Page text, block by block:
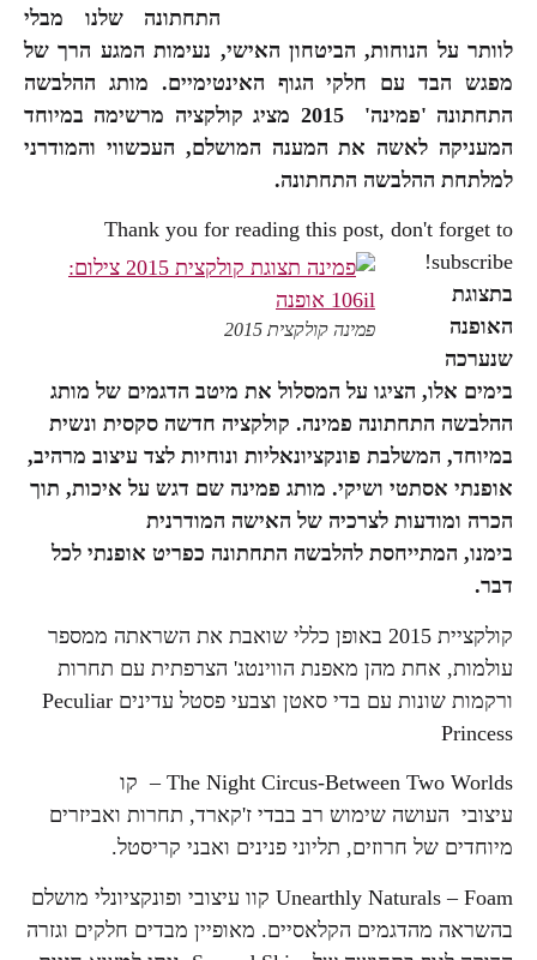
התחתונה שלנו מבלי
לוותר על הנוחות, הביטחון האישי, נעימות המגע הרך של
מפגש הבד עם חלקי הגוף האינטימיים. מותג ההלבשה
התחתונה 'פמינה' 2015 מציג קולקציה מרשימה במיוחד
המעניקה לאשה את המענה המושלם, העכשווי והמודרני
למלתחת ההלבשה התחתונה.
Thank you for reading this post, don't forget to
subscribe!
פמינה קולקצית 2015
בתצוגת
האופנה
שנערכה
בימים אלו, הציגו על המסלול את מיטב הדגמים של מותג
ההלבשה התחתונה פמינה. קולקציה חדשה סקסית ונשית
במיוחד, המשלבת פונקציונאליות ונוחיות לצד עיצוב מרהיב,
אופנתי אסתטי ושיקי. מותג פמינה שם דגש על איכות, תוך
הכרה ומודעות לצרכיה של האישה המודרנית
בימנו, המתייחסת להלבשה התחתונה כפריט אופנתי לכל
דבר.
קולקציית 2015 באופן כללי שואבת את השראתה ממספר
עולמות, אחת מהן מאפנת הווינטג' הצרפתית עם תחרות
ורקמות שונות עם בדי סאטן וצבעי פסטל עדינים Peculiar
Princess
The Night Circus-Between Two Worlds – קו
עיצובי העושה שימוש רב בבדי ז'קארד, תחרות ואביזרים
מיוחדים של חרוזים, תליוני פנינים ואבני קריסטל.
Unearthly Naturals – Foam קוו עיצובי ופונקציונלי מושלם
בהשראה מהדגמים הקלאסיים. מאופיין מבדים חלקים וגזרה